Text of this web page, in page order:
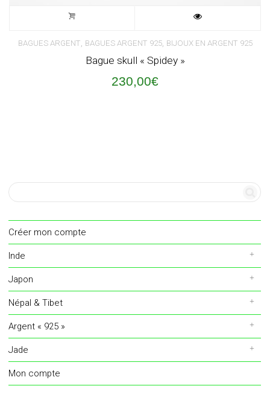
BAGUES ARGENT, BAGUES ARGENT 925, BIJOUX EN ARGENT 925
Bague skull « Spidey »
230,00€
Créer mon compte
Inde
Japon
Népal & Tibet
Argent « 925 »
Jade
Mon compte